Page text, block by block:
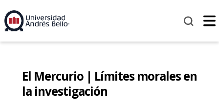
El Mercurio | Límites morales en
la investigación